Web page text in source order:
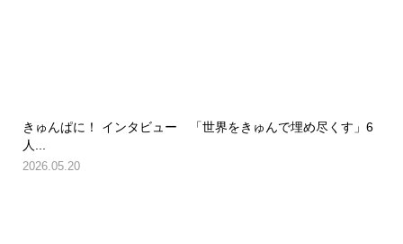
きゅんぱに！ インタビュー 「世界をきゅんで埋め尽くす」6
人...
2026.05.20